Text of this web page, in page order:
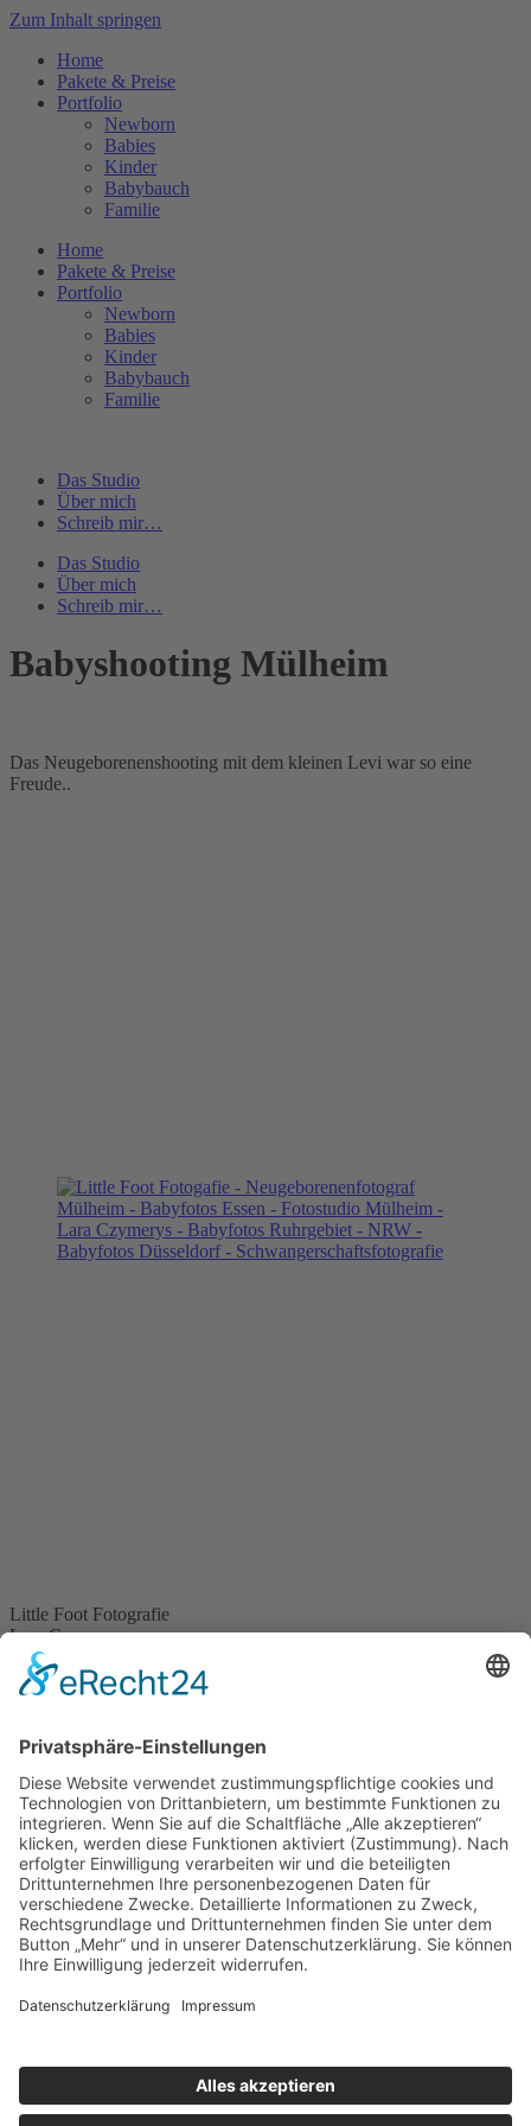
Zum Inhalt springen
Home
Pakete & Preise
Portfolio
Newborn
Babies
Kinder
Babybauch
Familie
Home
Pakete & Preise
Portfolio
Newborn
Babies
Kinder
Babybauch
Familie
Das Studio
Über mich
Schreib mir…
Das Studio
Über mich
Schreib mir…
Babyshooting Mülheim
Das Neugeborenenshooting mit dem kleinen Levi war so eine
Freude..
Little Foot Fotografie
Lara Czymerys
Martinstraße 15
45473 Mülheim an der Ruhr
Telefon . 0208 – 778 666 56
Mobil . 0176 – 244 86 222
E-Mail . info@littlefoot-fotografie.de
Impressum
Datenschutz
Cookie-Einstellungen
Home
Pakete & Preise
Newborn
Babybauch